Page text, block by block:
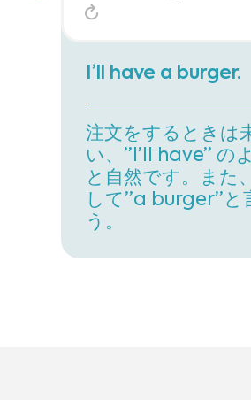
I’ll have a burger.
注文をするときは
い、”I’ll have” の
と自然です。また
して”a burger”と
う。